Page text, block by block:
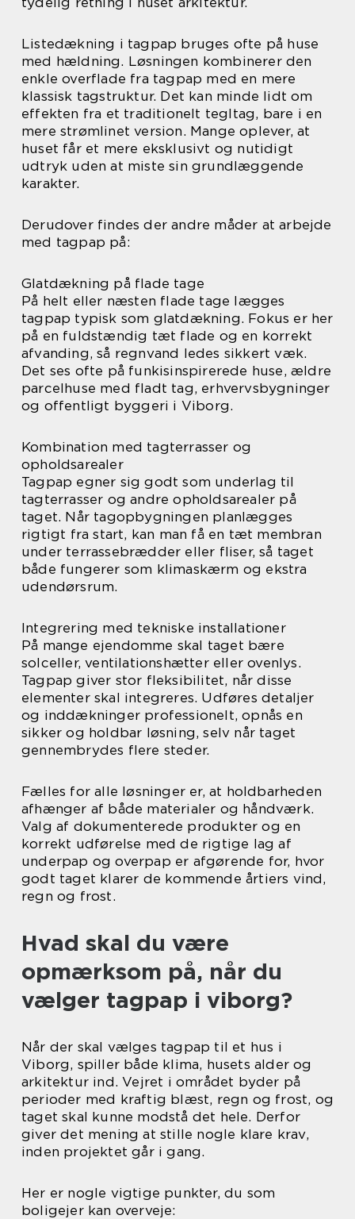
Listedækning i tagpap bruges ofte på huse
med hældning. Løsningen kombinerer den
enkle overflade fra tagpap med en mere
klassisk tagstruktur. Det kan minde lidt om
effekten fra et traditionelt tegltag, bare i en
mere strømlinet version. Mange oplever, at
huset får et mere eksklusivt og nutidigt
udtryk uden at miste sin grundlæggende
karakter.
Derudover findes der andre måder at arbejde
med tagpap på:
Glatdækning på flade tage
På helt eller næsten flade tage lægges
tagpap typisk som glatdækning. Fokus er her
på en fuldstændig tæt flade og en korrekt
afvanding, så regnvand ledes sikkert væk.
Det ses ofte på funkisinspirerede huse, ældre
parcelhuse med fladt tag, erhvervsbygninger
og offentligt byggeri i Viborg.
Kombination med tagterrasser og
opholdsarealer
Tagpap egner sig godt som underlag til
tagterrasser og andre opholdsarealer på
taget. Når tagopbygningen planlægges
rigtigt fra start, kan man få en tæt membran
under terrassebrædder eller fliser, så taget
både fungerer som klimaskærm og ekstra
udendørsrum.
Integrering med tekniske installationer
På mange ejendomme skal taget bære
solceller, ventilationshætter eller ovenlys.
Tagpap giver stor fleksibilitet, når disse
elementer skal integreres. Udføres detaljer
og inddækninger professionelt, opnås en
sikker og holdbar løsning, selv når taget
gennembrydes flere steder.
Fælles for alle løsninger er, at holdbarheden
afhænger af både materialer og håndværk.
Valg af dokumenterede produkter og en
korrekt udførelse med de rigtige lag af
underpap og overpap er afgørende for, hvor
godt taget klarer de kommende årtiers vind,
regn og frost.
Hvad skal du være
opmærksom på, når du
vælger tagpap i viborg?
Når der skal vælges tagpap til et hus i
Viborg, spiller både klima, husets alder og
arkitektur ind. Vejret i området byder på
perioder med kraftig blæst, regn og frost, og
taget skal kunne modstå det hele. Derfor
giver det mening at stille nogle klare krav,
inden projektet går i gang.
Her er nogle vigtige punkter, du som
boligejer kan overveje: